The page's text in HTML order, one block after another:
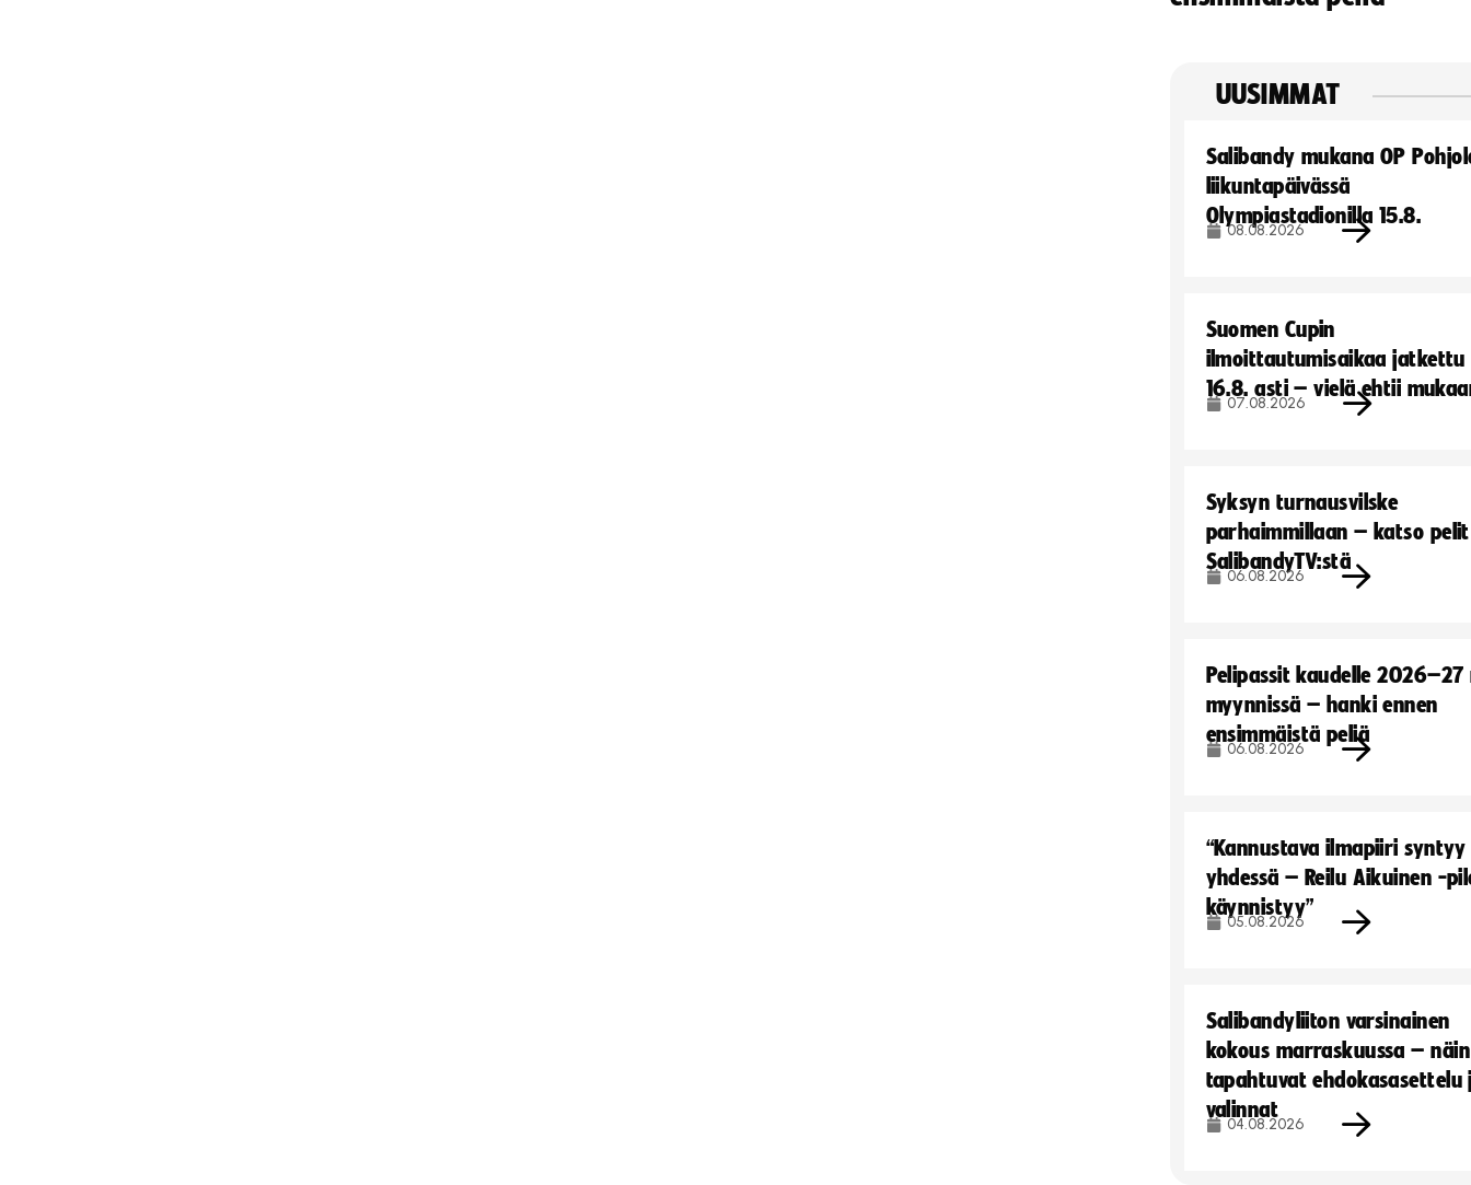
UUSIMMAT
Salibandy mukana OP
liikuntapäivässä
Olympiastadionilla 15.8.
08.08.2026
Suomen Cupin
ilmoittautumisaikaa jatkettu
16.8. asti – vielä ehtii
07.08.2026
Syksyn turnausvilske
parhaimmillaan – katso pelit
SalibandyTV:stä
06.08.2026
Pelipassit kaudelle
myynnissä – hanki ennen
ensimmäistä peliä
06.08.2026
“Kannustava ilmapiiri syntyy
yhdessä – Reilu Aikuinen -
käynnistyy”
05.08.2026
Salibandyliiton varsinainen
kokous marraskuussa – näin
tapahtuvat ehdokasasettelu
valinnat
04.08.2026